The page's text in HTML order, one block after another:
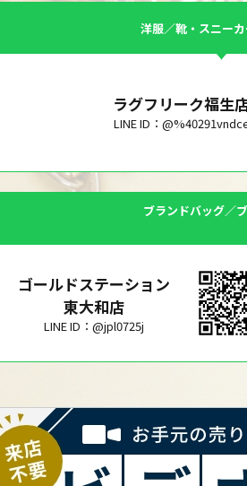
洋服／靴・スニー
ラグフリーク福生
LINE ID：
ブランドバッグ／
ゴールドステーション
東大和店
LINE ID：@jpl0725j